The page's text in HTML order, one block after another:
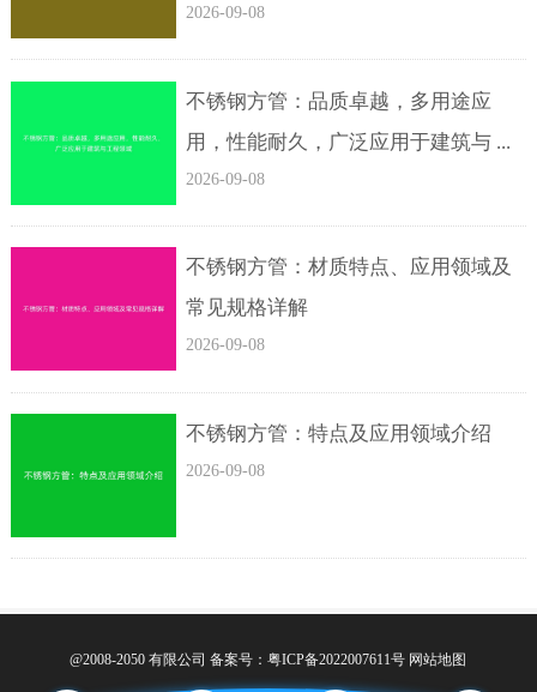
2026-09-08
不锈钢方管：品质卓越，多用途应
用，性能耐久，广泛应用于建筑与 ...
2026-09-08
不锈钢方管：材质特点、应用领域及
常见规格详解
2026-09-08
不锈钢方管：特点及应用领域介绍
2026-09-08
@2008-2050 有限公司备案号：粤ICP备2022007611号 网站地图